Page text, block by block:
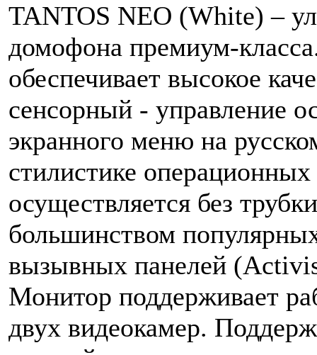
TANTOS NEO (White) –
домофона премиум-
обеспечивает высокое
сенсорный - управление
экранного меню на
стилистике
осуществляется без
большинством
вызывных панелей
Монитор поддерживает
двух видеокамер.